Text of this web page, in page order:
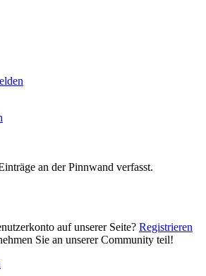
an der Pinnwand verfasst.
auf unserer Seite? Registrieren
Sie an unserer Community teil!